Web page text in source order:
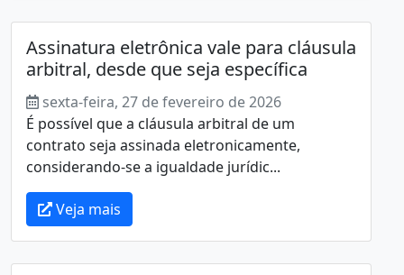
Assinatura eletrônica vale para cláusula
arbitral, desde que seja específica
sexta-feira, 27 de fevereiro de 2026
É possível que a cláusula arbitral de um
contrato seja assinada eletronicamente,
considerando-se a igualdade jurídic...
Veja mais